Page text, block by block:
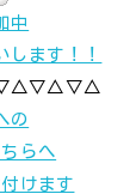
中
します！！
の
らへ
けます